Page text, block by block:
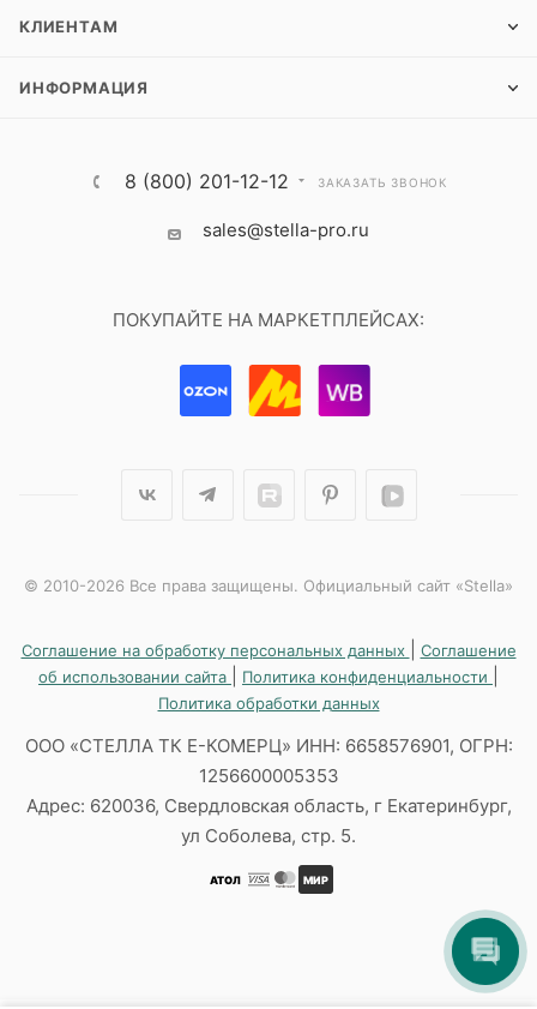
КЛИЕНТАМ
ИНФОРМАЦИЯ
8 (800) 201-12-12 ЗАКАЗАТЬ ЗВОНОК
sales@stella-pro.ru
ПОКУПАЙТЕ НА МАРКЕТПЛЕЙСАХ:
© 2010-2026 Все права защищены. Официальный сайт «Stella»
Соглашение на обработку персональных данных
Соглашение
об использовании сайта
Политика конфиденциальности
Политика обработки данных
ООО «СТЕЛЛА ТК Е-КОМЕРЦ» ИНН: 6658576901, ОГРН:
1256600005353
Адрес: 620036, Свердловская область, г Екатеринбург,
ул Соболева, стр. 5.
АТОЛ МИР